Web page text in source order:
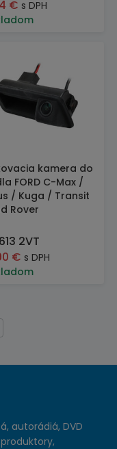
€ s DPH
kamera do
FORD C-Max /
/ Kuga / Transit
Rover
2VT
€ s DPH
autorádiá, DVD